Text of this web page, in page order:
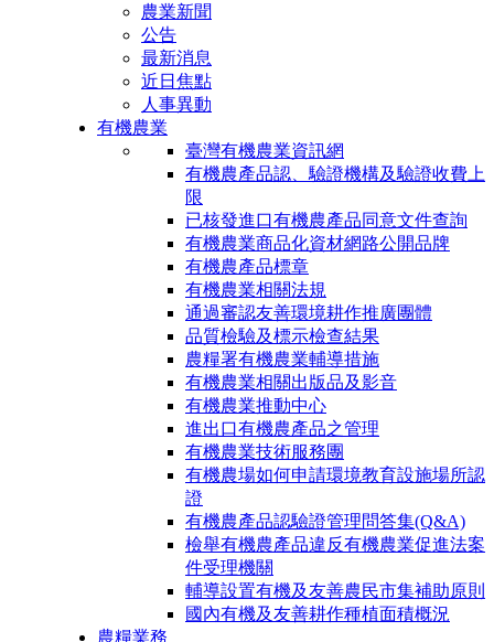
農業新聞
公告
最新消息
近日焦點
人事異動
有機農業
臺灣有機農業資訊網
有機農產品認、驗證機構及驗證收費上
限
已核發進口有機農產品同意文件查詢
有機農業商品化資材網路公開品牌
有機農產品標章
有機農業相關法規
通過審認友善環境耕作推廣團體
品質檢驗及標示檢查結果
農糧署有機農業輔導措施
有機農業相關出版品及影音
有機農業推動中心
進出口有機農產品之管理
有機農業技術服務團
有機農場如何申請環境教育設施場所認
證
有機農產品認驗證管理問答集(Q&A)
檢舉有機農產品違反有機農業促進法案
件受理機關
輔導設置有機及友善農民市集補助原則
國內有機及友善耕作種植面積概況
農糧業務